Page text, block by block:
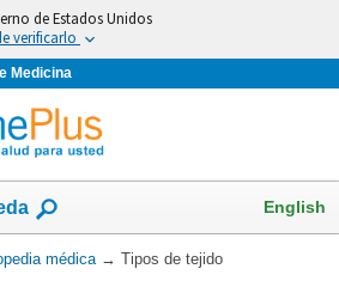
de Estados Unidos
verificarlo
Medicina
English
médica → Tipos de tejido